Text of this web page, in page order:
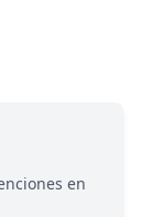
en